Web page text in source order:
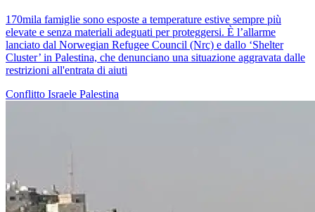
170mila famiglie sono esposte a temperature estive sempre più
elevate e senza materiali adeguati per proteggersi. È l’allarme
lanciato dal Norwegian Refugee Council (Nrc) e dallo ‘Shelter
Cluster’ in Palestina, che denunciano una situazione aggravata dalle
restrizioni all'entrata di aiuti
Conflitto Israele Palestina